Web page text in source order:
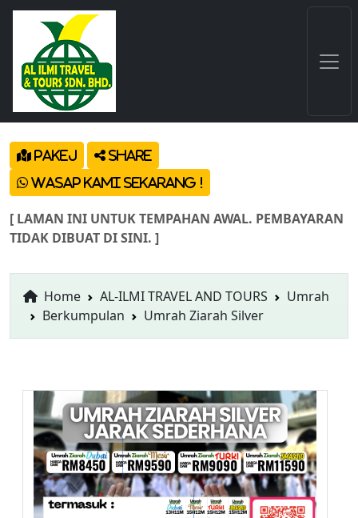
Pakej Share
Wasap Kami Sekarang !
[ LAMAN INI UNTUK TEMPAHAN AWAL. PEMBAYARAN
TIDAK DIBUAT DI SINI. ]
Home AL-ILMI TRAVEL AND TOURS
Umrah
Berkumpulan
Umrah Ziarah Silver